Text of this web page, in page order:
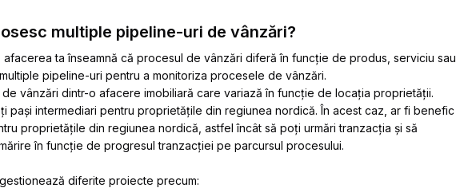
multiple pipeline-uri de vânzări?
ta înseamnă că procesul de vânzări diferă în funcție de produs, serviciu sau
pipeline-uri pentru a monitoriza procesele de vânzări.
vânzări dintr-o afacere imobiliară care variază în funcție de locația proprietății.
pași intermediari pentru proprietățile din regiunea nordică. În acest caz, ar fi benefic
proprietățile din regiunea nordică, astfel încât să poți urmări tranzacția și să
în funcție de progresul tranzacției pe parcursul procesului.
diferite proiecte precum: